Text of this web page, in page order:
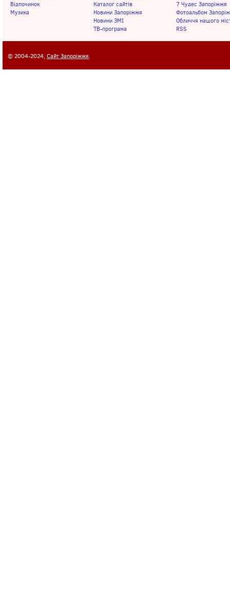
Відпочинок
Музика
Каталог сайтів
Новини Запоріжжя
Новини ЗМІ
ТВ-програма
7 Чудес Запоріжжя
Фотоальбом
Обличчя нашого
RSS
© 2004-2024, Сайт Запоріжжя.